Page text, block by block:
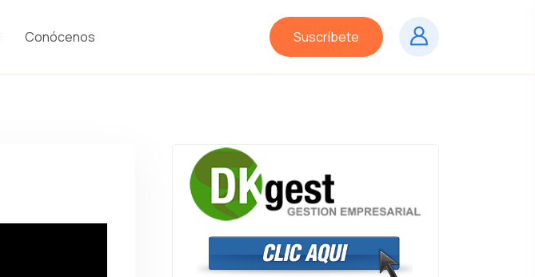
Conócenos Suscríbete